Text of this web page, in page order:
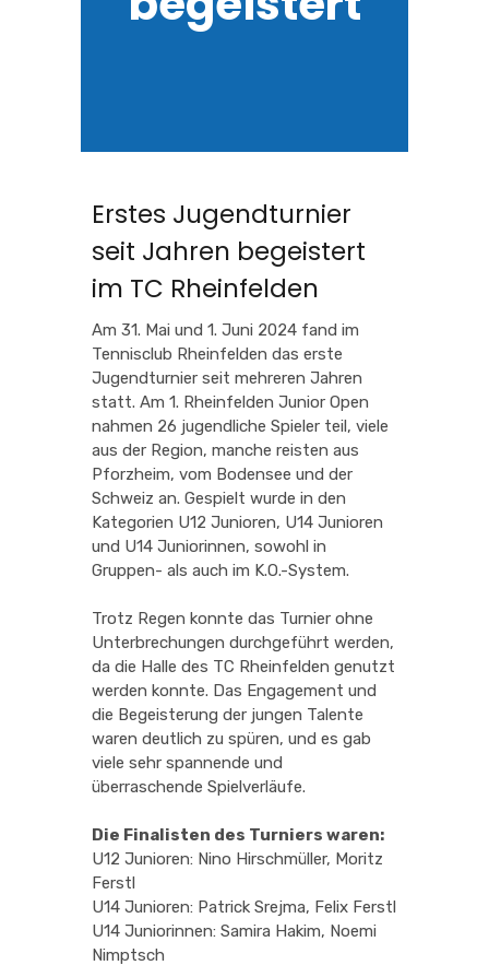
Erstes Jugendturnier
seit Jahren begeistert
im TC Rheinfelden
Am 31. Mai und 1. Juni 2024 fand im
Tennisclub Rheinfelden das erste
Jugendturnier seit mehreren Jahren
statt. Am 1. Rheinfelden Junior Open
nahmen 26 jugendliche Spieler teil, viele
aus der Region, manche reisten aus
Pforzheim, vom Bodensee und der
Schweiz an. Gespielt wurde in den
Kategorien U12 Junioren, U14 Junioren
und U14 Juniorinnen, sowohl in
Gruppen- als auch im K.O.-System.
Trotz Regen konnte das Turnier ohne
Unterbrechungen durchgeführt werden,
da die Halle des TC Rheinfelden genutzt
werden konnte. Das Engagement und
die Begeisterung der jungen Talente
waren deutlich zu spüren, und es gab
viele sehr spannende und
überraschende Spielverläufe.
Die Finalisten des Turniers waren:
U12 Junioren: Nino Hirschmüller, Moritz
Ferstl
U14 Junioren: Patrick Srejma, Felix Ferstl
U14 Juniorinnen: Samira Hakim, Noemi
Nimptsch